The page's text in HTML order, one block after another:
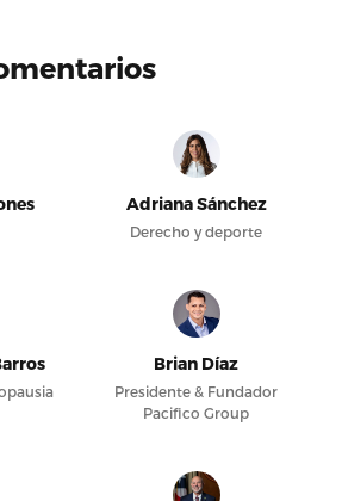
Adriana Sánchez
Derecho y deporte
Brian Díaz
Presidente & Fundador
Pacifico Group